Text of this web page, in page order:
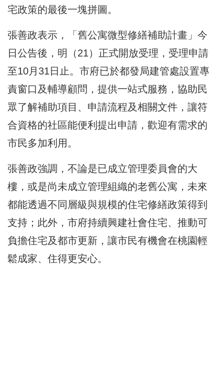
宅政策的最後一塊拼圖。
張善政表示，「舊公寓微型修繕補助計畫」今
日公告後，明（21）正式開放受理，受理申請
至10月31日止。市府已於都發局建管處設置專
責窗口及輔導顧問，提供一站式服務，協助民
眾了解補助項目、申請流程及相關文件，讓符
合資格的社區能便利提出申請，歡迎有需求的
市民多加利用。
張善政強調，不論是已成立管理委員會的大
樓，或是尚未成立管理組織的老舊公寓，未來
都能透過不同層級與規模的住宅修繕政策得到
支持；此外，市府持續興建社會住宅、推動可
負擔住宅及都市更新，讓市民有機會在桃園輕
鬆成家、住得更安心。